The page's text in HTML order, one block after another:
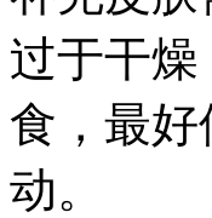
过于干
食，最
动。